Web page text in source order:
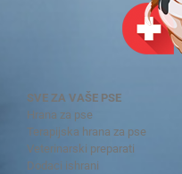
SVE ZA VAŠE PSE
Hrana za pse
Terapijska hrana za pse
Veterinarski preparati
Dodaci ishrani